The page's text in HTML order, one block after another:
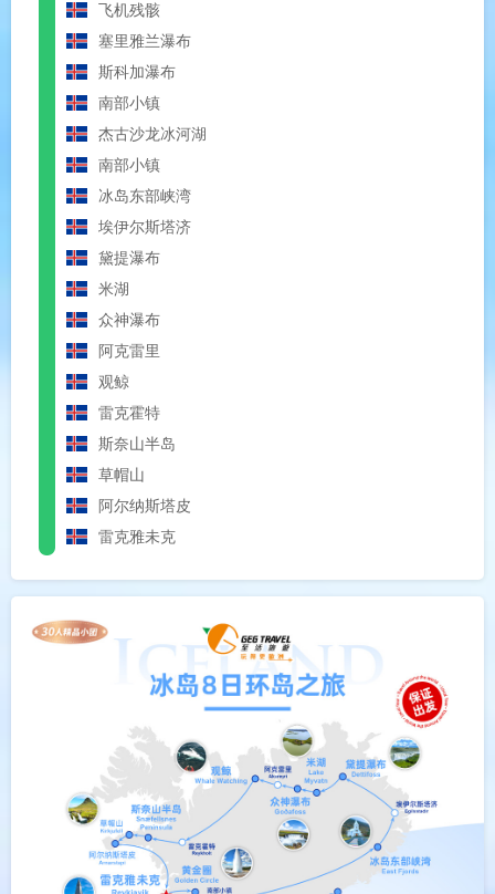
飞机残骸
塞里雅兰瀑布
斯科加瀑布
南部小镇
杰古沙龙冰河湖
南部小镇
冰岛东部峡湾
埃伊尔斯塔济
黛提瀑布
米湖
众神瀑布
阿克雷里
观鲸
雷克霍特
斯奈山半岛
草帽山
阿尔纳斯塔皮
雷克雅未克